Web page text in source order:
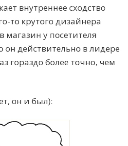
внутреннее сходство
то крутого дизайнера
у посетителя
он действительно в лидере
гораздо более точно, чем
он и был):